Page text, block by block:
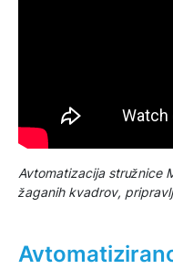
Avtomatizacija stružnice
žaganih kvadrov,